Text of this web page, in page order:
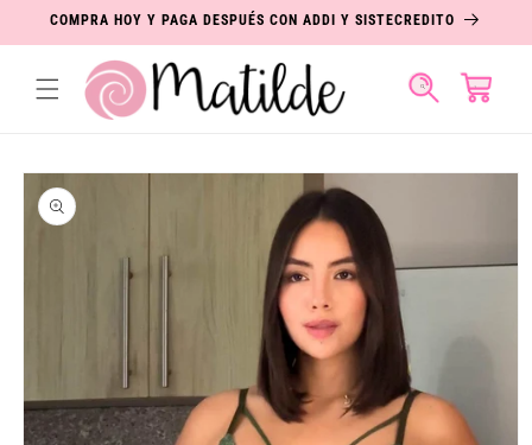
DIRECTAMENTE
AL CONTENIDO
COMPRA HOY Y PAGA DESPUÉS CON ADDI Y SISTECREDITO
Carrito
DIRECTAMENTE
A LA
INFORMACIÓN